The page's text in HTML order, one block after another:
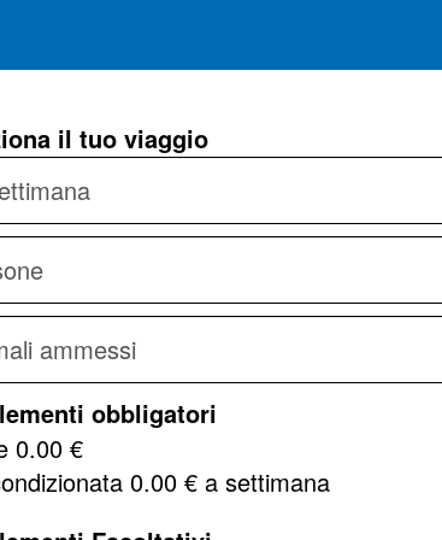
il tuo viaggio
obbligatori
0.00 €
0.00€ a settimana